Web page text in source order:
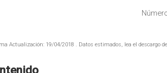
Actualización: 19/04/2018 . Datos estimados, lea el descargo